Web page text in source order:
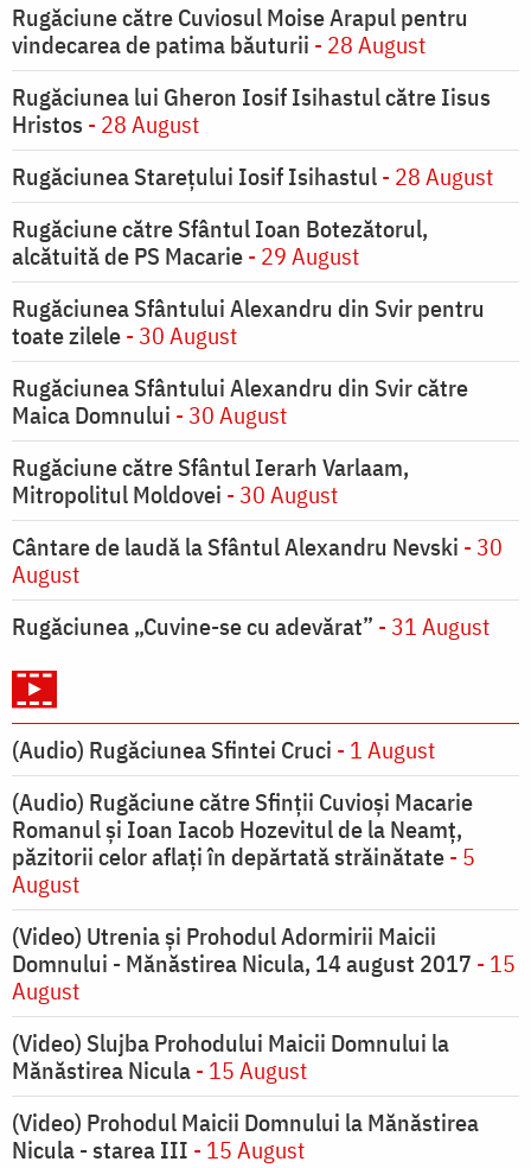
Rugăciune către Cuviosul Moise Arapul pentru
vindecarea de patima băuturii - 28 August
Rugăciunea lui Gheron Iosif Isihastul către Iisus
Hristos - 28 August
Rugăciunea Starețului Iosif Isihastul- 28 August
Rugăciune către Sfântul Ioan Botezătorul,
alcătuită de PS Macarie- 29 August
Rugăciunea Sfântului Alexandru din Svir pentru
toate zilele- 30 August
Rugăciunea Sfântului Alexandru din Svir către
Maica Domnului - 30 August
Rugăciune către Sfântul Ierarh Varlaam,
Mitropolitul Moldovei - 30 August
Cântare de laudă la Sfântul Alexandru Nevski - 30
August
Rugăciunea „Cuvine-se cu adevărat” - 31 August
(Audio) Rugăciunea Sfintei Cruci - 1 August
(Audio) Rugăciune către Sfinții Cuvioși Macarie
Romanul și Ioan Iacob Hozevitul de la Neamț,
păzitorii celor aflați în depărtată străinătate- 5
August
(Video) Utrenia și Prohodul Adormirii Maicii
Domnului - Mănăstirea Nicula, 14 august 2017 - 15
August
(Video) Slujba Prohodului Maicii Domnului la
Mănăstirea Nicula- 15 August
(Video) Prohodul Maicii Domnului la Mănăstirea
Nicula - starea III - 15 August